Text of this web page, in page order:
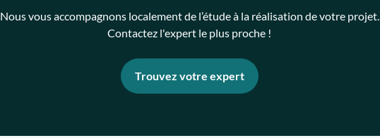
Nous vous accompagnons localement de l’étude à la réalisation de votre projet.
Contactez l'expert le plus proche !
Trouvez votre expert